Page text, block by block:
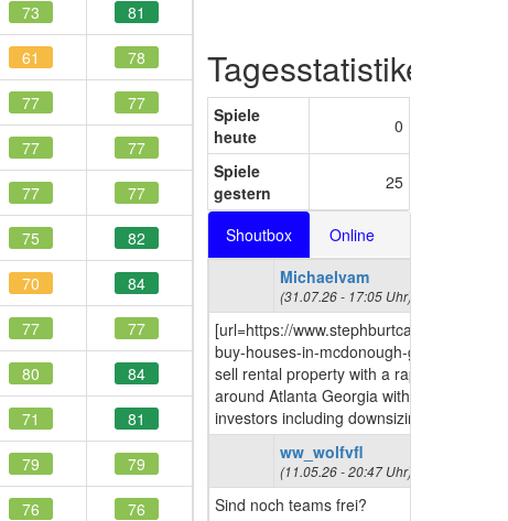
73 81
61 78
77 77
77 77
77 77
75 82
70 84
77 77
80 84
71 81
79 79
76 76
Tagesstatistiken
Spiele
heute
0
Spiele
gestern
25
Shoutbox
Online
Michaelvam
(31.07.26 - 17:05 Uhr)
[url=https://
buy-houses-in-mcdonough-georgia/]want
sell rental property with a rapid closing
around Atlanta Georgia with real estate
investors including downsizing[/url]
ww_wolfvfl
(11.05.26 - 20:47 Uhr)
Sind noch teams frei?